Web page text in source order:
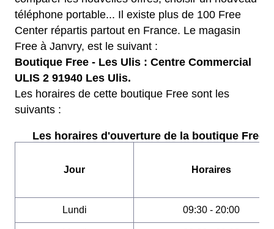
téléphone portable... Il existe plus de 100 Free
Center répartis partout en France. Le magasin
Free à Janvry, est le suivant :
Boutique Free - Les Ulis : Centre Commercial
ULIS 2 91940 Les Ulis.
Les horaires de cette boutique Free sont les
suivants :
Les horaires d'ouverture de la boutique Free :
Jour Horaires
Lundi 09:30 - 20:00